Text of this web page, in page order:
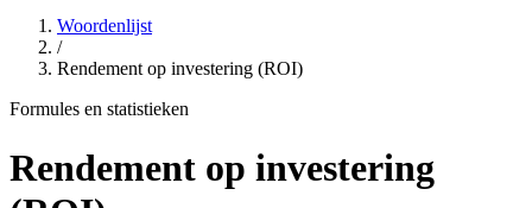
Woordenlijst
/
Rendement op investering (ROI)
Formules en statistieken
Rendement op investering